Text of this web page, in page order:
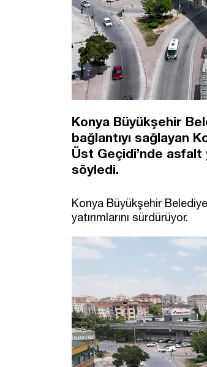
Konya Büyükşehir
bağlantıyı sağlayan
Üst Geçidi’nde
söyledi.
Konya Büyükşehir
yatırımlarını sürdürüyor.